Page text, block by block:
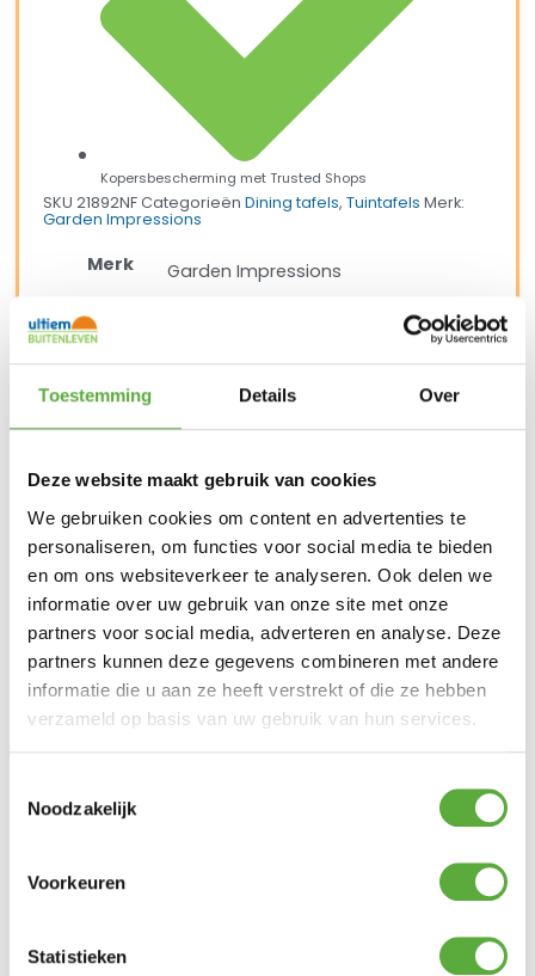
Toestemming Details Over
Deze website maakt gebruik van cookies
We gebruiken cookies om content en advertenties te
personaliseren, om functies voor social media te bieden
en om ons websiteverkeer te analyseren. Ook delen we
informatie over uw gebruik van onze site met onze
partners voor social media, adverteren en analyse. Deze
partners kunnen deze gegevens combineren met andere
informatie die u aan ze heeft verstrekt of die ze hebben
verzameld op basis van uw gebruik van hun services.
Noodzakelijk
Voorkeuren
Statistieken
Kopersbescherming met Trusted Shops
SKU21892NFCategorieën Dining tafels,Tuintafels Merk:
Garden Impressions
Merk
Garden Impressions
Kleur
Kleur 2
Antraciet
Materiaal
Lengte
180 cm
115 cm
Hoogte
75 cm
SKU
21892NF
EAN
8713002218923
BIJPASSENDE ACCESSOIRES EN ALTERNATIEVE
PRODUCTEN